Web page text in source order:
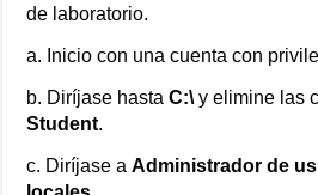
de laboratorio.
a. Inicio con una cuenta con
b. Diríjase hastaC:\ y elimine las
Student.
c. Diríjase aAdministrador de